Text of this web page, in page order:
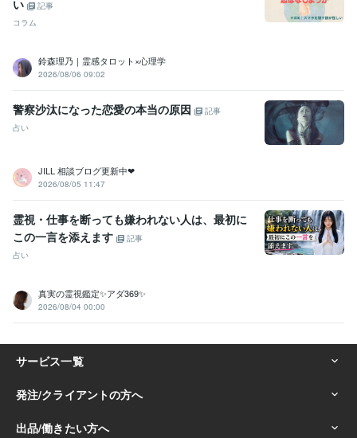
い
記事
コラム
鈴森理乃｜霊感タロット×心理学
2026/08/06 09:02
警察沙汰になった恋愛の本当の原因
記事
占い
JILL 相談ブログ更新中❤︎
2026/08/05 11:47
霊視・仕事を断っても嫌われない人は、最初に
この一言を添えます
記事
占い
真実の霊視鑑定✨アダ369✨
2026/08/04 00:00